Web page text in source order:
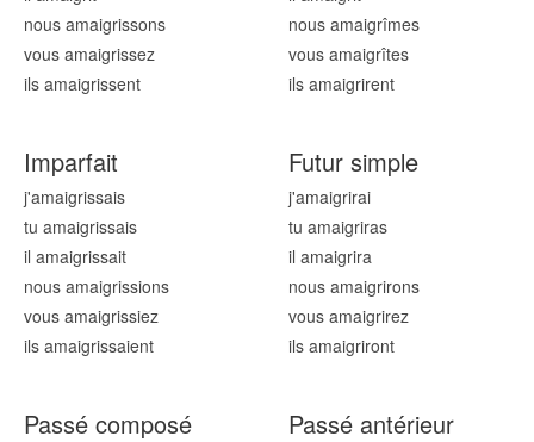
nous amaigrissons
vous amaigrissez
ils amaigrissent
nous amaigrîmes
vous amaigrîtes
ils amaigrirent
Imparfait
j'amaigrissais
tu amaigrissais
il amaigrissait
nous amaigrissions
vous amaigrissiez
ils amaigrissaient
Futur simple
j'amaigrirai
tu amaigriras
il amaigrira
nous amaigrirons
vous amaigrirez
ils amaigriront
Passé composé Passé antérieur